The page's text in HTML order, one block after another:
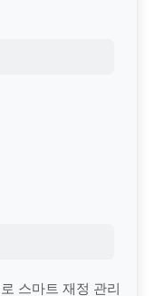
스마트 재정 관리